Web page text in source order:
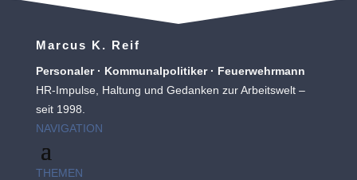
Marcus K. Reif
Personaler · Kommunalpolitiker · Feuerwehrmann
HR-Impulse, Haltung und Gedanken zur Arbeitswelt –
seit 1998.
NAVIGATION
THEMEN